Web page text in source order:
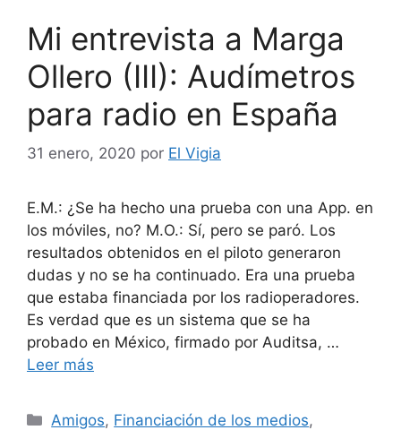
Mi entrevista a Marga
Ollero (III): Audímetros
para radio en España
31 enero, 2020 por El Vigia
E.M.: ¿Se ha hecho una prueba con una App. en
los móviles, no? M.O.: Sí, pero se paró. Los
resultados obtenidos en el piloto generaron
dudas y no se ha continuado. Era una prueba
que estaba financiada por los radioperadores.
Es verdad que es un sistema que se ha
probado en México, firmado por Auditsa, …
Leer más
Categorías
Amigos, Financiación de los medios,